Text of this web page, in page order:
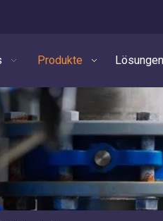
Produkte Lösungen